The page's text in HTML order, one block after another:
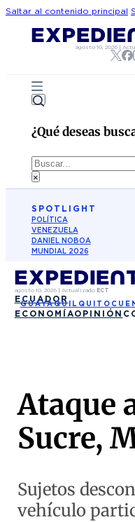
Saltar al contenido principal
agosto 10, 2026|
¿Qué deseas
Buscar
×
SPOTLIGHT
POLÍTICA
VENEZUELA
DANIEL NOBOA
MUNDIAL 2026
agosto 10, 2026| Actualizado ECT
ECUADOR
GUAYAQUIL QUITO
ECONOMÍAOPINIÓN
Ataque
Sucre,
Sujetos
vehículo